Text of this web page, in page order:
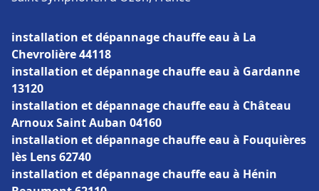
installation et dépannage chauffe eau à La
Chevrolière 44118
installation et dépannage chauffe eau à Gardanne
13120
installation et dépannage chauffe eau à Château
Arnoux Saint Auban 04160
installation et dépannage chauffe eau à Fouquières
lès Lens 62740
installation et dépannage chauffe eau à Hénin